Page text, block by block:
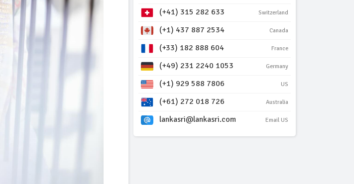
(+41) 315 282 633 Switzerland
(+1) 437 887 2534 Canada
(+33) 182 888 604 France
(+49) 231 2240 1053 Germany
(+1) 929 588 7806 US
(+61) 272 018 726 Australia
lankasri@lankasri.com Email US